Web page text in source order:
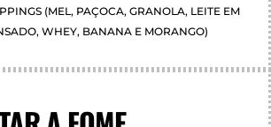
(MEL, PAÇOCA, GRANOLA, LEITE EM
WHEY, BANANA E MORANGO)